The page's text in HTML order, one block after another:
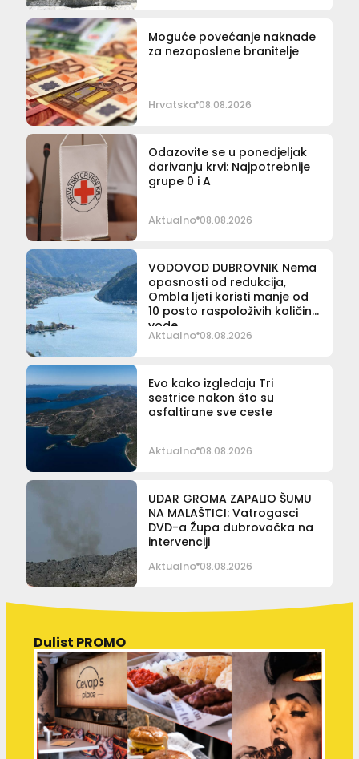
Moguće povećanje naknade
za nezaposlene branitelje
Hrvatska 08.08.2026
Odazovite se u ponedjeljak
darivanju krvi: Najpotrebnije
grupe 0 i A
Aktualno 08.08.2026
VODOVOD DUBROVNIK Nema
opasnosti od redukcija,
Ombla ljeti koristi manje od
10 posto raspoloživih količina
vode
Aktualno 08.08.2026
Evo kako izgledaju Tri
sestrice nakon što su
asfaltirane sve ceste
Aktualno 08.08.2026
UDAR GROMA ZAPALIO ŠUMU
NA MALAŠTICI: Vatrogasci
DVD-a Župa dubrovačka na
intervenciji
Aktualno 08.08.2026
Dulist PROMO